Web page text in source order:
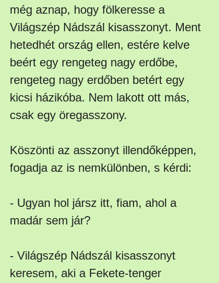
még aznap, hogy fölkeresse a
Világszép Nádszál kisasszonyt. Ment
hetedhét ország ellen, estére kelve
beért egy rengeteg nagy erdőbe,
rengeteg nagy erdőben betért egy
kicsi házikóba. Nem lakott ott más,
csak egy öregasszony.
Köszönti az asszonyt illendőképpen,
fogadja az is nemkülönben, s kérdi:
- Ugyan hol jársz itt, fiam, ahol a
madár sem jár?
- Világszép Nádszál kisasszonyt
keresem, aki a Fekete-tenger